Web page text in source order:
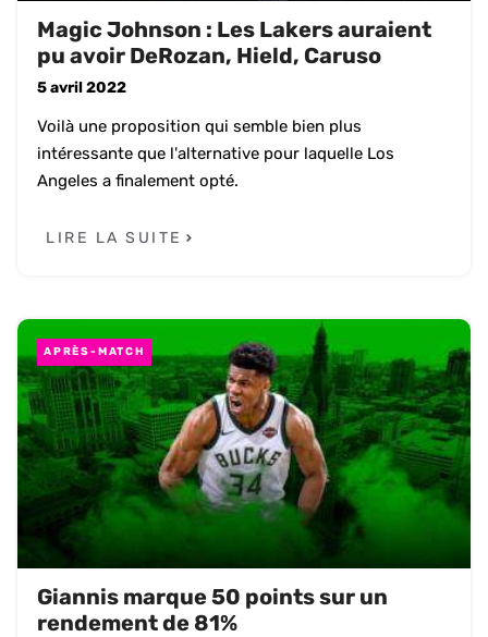
Magic Johnson : Les Lakers auraient
pu avoir DeRozan, Hield, Caruso
5 avril 2022
Voilà une proposition qui semble bien plus
intéressante que l'alternative pour laquelle Los
Angeles a finalement opté.
LIRE LA SUITE
APRÈS-MATCH
Giannis marque 50 points sur un
rendement de 81%